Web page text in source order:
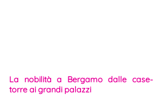
La nobilità a Bergamo dalle case-
torre ai grandi palazzi